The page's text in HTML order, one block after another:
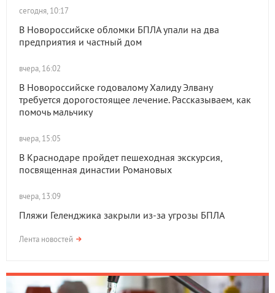
сегодня, 10:17
В Новороссийске обломки БПЛА упали на два
предприятия и частный дом
вчера, 16:02
В Новороссийске годовалому Халиду Элвану
требуется дорогостоящее лечение. Рассказываем, как
помочь мальчику
вчера, 15:05
В Краснодаре пройдет пешеходная экскурсия,
посвященная династии Романовых
вчера, 13:09
Пляжи Геленджика закрыли из-за угрозы БПЛА
Лента новостей